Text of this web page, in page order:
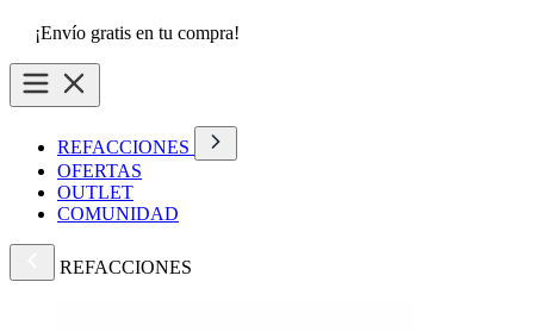
¡Envío gratis en tu compra!
REFACCIONES
OFERTAS
OUTLET
COMUNIDAD
REFACCIONES